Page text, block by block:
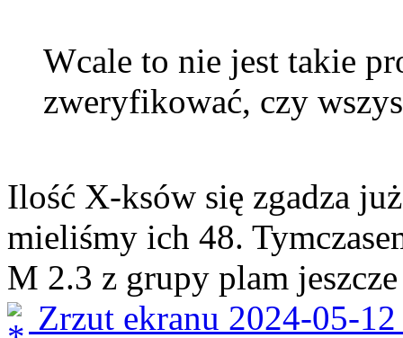
Wcale to nie jest takie
zweryfikować, czy
Ilość X-ksów się zgadza
mieliśmy ich 48.
M 2.3 z grupy plam
Zrzut ekranu 2024-05-